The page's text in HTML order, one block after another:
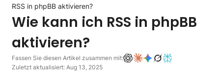
RSS in phpBB aktivieren?
Wie kann ich RSS in phpBB
aktivieren?
Fassen Sie diesen Artikel zusammen mit:
Zuletzt aktualisiert: Aug 13, 2025